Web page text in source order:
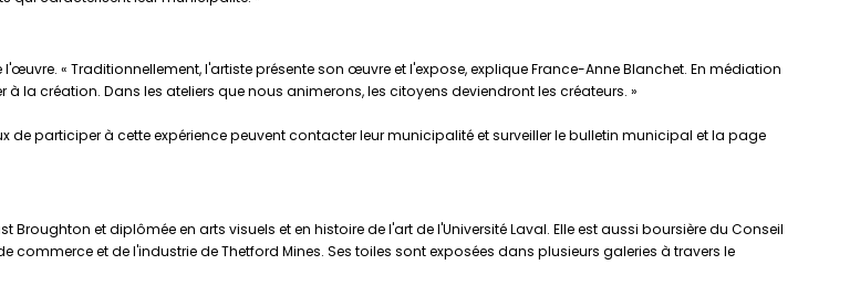
« Traditionnellement, l'artiste présente son œuvre et l'expose, explique France-Anne Blanchet. En médiation
la création. Dans les ateliers que nous animerons, les citoyens deviendront les créateurs. »
de participer à cette expérience peuvent contacter leur municipalité et surveiller le bulletin municipal et la page
et diplômée en arts visuels et en histoire de l'art de l'Université Laval. Elle est aussi boursière du Conseil
commerce et de l'industrie de Thetford Mines. Ses toiles sont exposées dans plusieurs galeries à travers le